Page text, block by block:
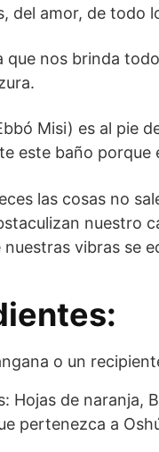
del amor, de todo
que nos brinda
Misi) es al pie
este baño porque
las cosas no
nuestro
nuestras vibras se
o un
Hojas de naranja,
pertenezca a